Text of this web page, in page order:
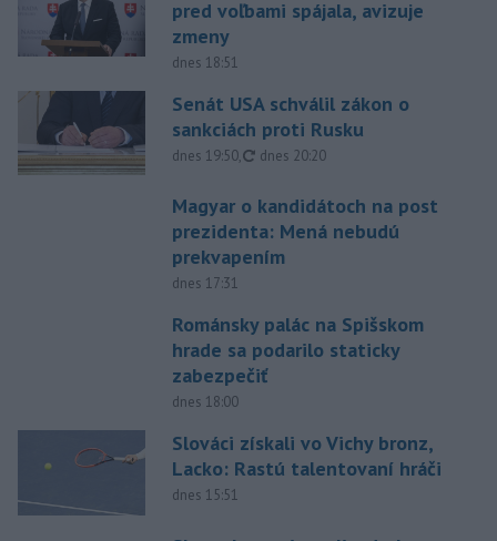
pred voľbami spájala, avizuje
zmeny
dnes 18:51
Senát USA schválil zákon o
sankciách proti Rusku
dnes 19:50, aktualizované
dnes 20:20
Magyar o kandidátoch na post
prezidenta: Mená nebudú
prekvapením
dnes 17:31
Románsky palác na Spišskom
hrade sa podarilo staticky
zabezpečiť
dnes 18:00
Slováci získali vo Vichy bronz,
Lacko: Rastú talentovaní hráči
dnes 15:51